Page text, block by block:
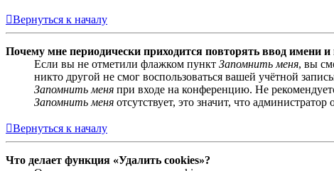
Вернуться к началу
Почему мне периодически приходится повторять ввод имени и
Если вы не отметили флажком пункт Запомнить меня, вы
никто другой не смог воспользоваться вашей учётной
Запомнить меня при входе на конференцию. Не
Запомнить меня отсутствует, это значит, что
Вернуться к началу
Что делает функция «Удалить cookies»?